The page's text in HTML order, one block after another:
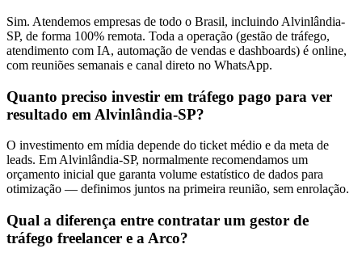
Sim. Atendemos empresas de todo o Brasil, incluindo Alvinlândia-
SP, de forma 100% remota. Toda a operação (gestão de tráfego,
atendimento com IA, automação de vendas e dashboards) é online,
com reuniões semanais e canal direto no WhatsApp.
Quanto preciso investir em tráfego pago para ver
resultado em Alvinlândia-SP?
O investimento em mídia depende do ticket médio e da meta de
leads. Em Alvinlândia-SP, normalmente recomendamos um
orçamento inicial que garanta volume estatístico de dados para
otimização — definimos juntos na primeira reunião, sem enrolação.
Qual a diferença entre contratar um gestor de
tráfego freelancer e a Arco?